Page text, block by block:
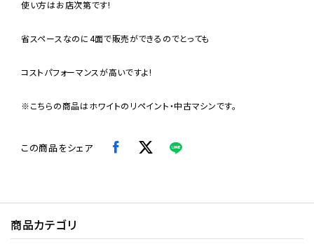
使い方はお店次第です!
省スペースなのに4面で販売ができるのでとっても
コストパフォーマンスが高いですよ!
※こちらの商品はホワイトのリペイント・中古マシンです。
この商品をシェア
商品カテゴリ